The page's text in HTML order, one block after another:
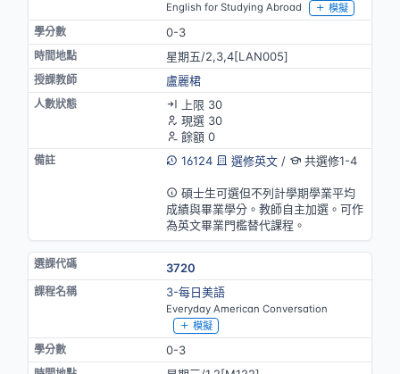
English for Studying Abroad 模擬
0-3
星期五/2,3,4[LAN005]
盧麗桾
上限 30
現選 30
餘額 0
16124
選修英文/ 共選修1-4
碩士生可選但不列計學期學業平均
成績與畢業學分。教師自主加選。可作
為英文畢業門檻替代課程。
3720
3-每日美語
Everyday American Conversation
模擬
0-3